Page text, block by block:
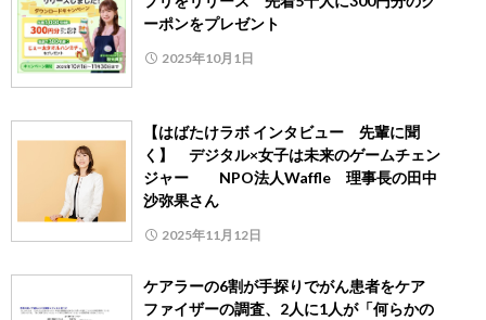
ーポンをプレゼント
2025年10月1日
【はばたけラボ インタビュー 先輩に聞
く】 デジタル×女子は未来のゲームチェン
ジャー NPO法人Waffle 理事長の田中
沙弥果さん
2025年11月12日
ケアラーの6割が手探りでがん患者をケア
ファイザーの調査、2人に1人が「何らかの